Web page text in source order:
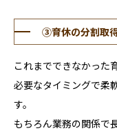
③育休の分割取
これまでできなかった
必要なタイミングで柔
す。
もちろん業務の関係で